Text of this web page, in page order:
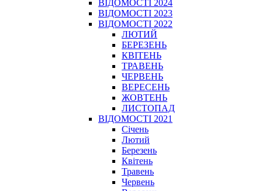
ВІДОМОСТІ 2024
ВІДОМОСТІ 2023
ВІДОМОСТІ 2022
ЛЮТИЙ
БЕРЕЗЕНЬ
КВІТЕНЬ
ТРАВЕНЬ
ЧЕРВЕНЬ
ВЕРЕСЕНЬ
ЖОВТЕНЬ
ЛИСТОПАД
ВІДОМОСТІ 2021
Січень
Лютий
Березень
Квітень
Травень
Червень